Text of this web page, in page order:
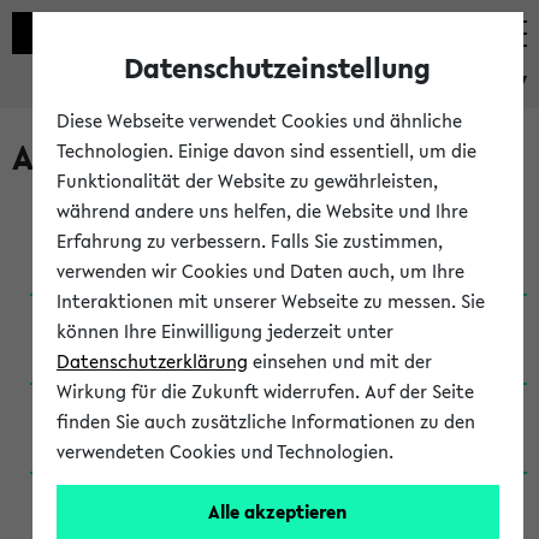
eKVV
Archivierte Studiengänge
Anglistik: British and American Studies / B.A.
(Einschreibung bis WiSe 16/17)
Anglistik: British and American Studies / B.A.
(Einschreibung bis SoSe 2015)
Anglistik: British and American Studies / B.A.
(Einschreibung bis SoSe 2013)
Anglistik: British and American Studies / Ba
(Einschreibung bis SoSe 2011)
Datenschutzeinstellung
Diese Webseite verwendet Cookies und ähnliche
Technologien. Einige davon sind essentiell, um die
Funktionalität der Website zu gewährleisten,
während andere uns helfen, die Website und Ihre
Erfahrung zu verbessern. Falls Sie zustimmen,
verwenden wir Cookies und Daten auch, um Ihre
Interaktionen mit unserer Webseite zu messen. Sie
können Ihre Einwilligung jederzeit unter
Datenschutzerklärung einsehen und mit der
Wirkung für die Zukunft widerrufen. Auf der Seite
finden Sie auch zusätzliche Informationen zu den
verwendeten Cookies und Technologien.
Alle akzeptieren